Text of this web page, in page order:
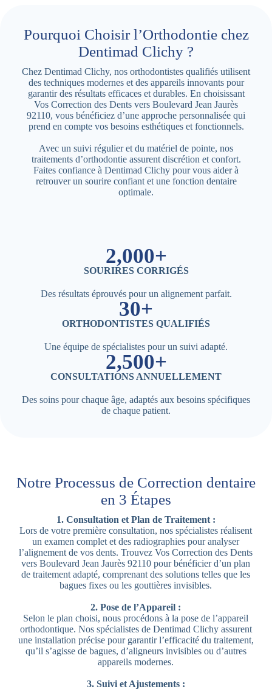
Pourquoi Choisir l’Orthodontie chez
Dentimad Clichy ?
Chez Dentimad Clichy, nos orthodontistes qualifiés utilisent
des techniques modernes et des appareils innovants pour
garantir des résultats efficaces et durables. En choisissant
Vos Correction des Dents vers Boulevard Jean Jaurès
92110, vous bénéficiez d’une approche personnalisée qui
prend en compte vos besoins esthétiques et fonctionnels.
Avec un suivi régulier et du matériel de pointe, nos
traitements d’orthodontie assurent discrétion et confort.
Faites confiance à Dentimad Clichy pour vous aider à
retrouver un sourire confiant et une fonction dentaire
optimale.
2,000+
SOURIRES CORRIGÉS
Des résultats éprouvés pour un alignement parfait.
30+
ORTHODONTISTES QUALIFIÉS
Une équipe de spécialistes pour un suivi adapté.
2,500+
CONSULTATIONS ANNUELLEMENT
Des soins pour chaque âge, adaptés aux besoins spécifiques
de chaque patient.
Notre Processus de Correction dentaire
en 3 Étapes
1. Consultation et Plan de Traitement :
Lors de votre première consultation, nos spécialistes réalisent
un examen complet et des radiographies pour analyser
l’alignement de vos dents. Trouvez Vos Correction des Dents
vers Boulevard Jean Jaurès 92110 pour bénéficier d’un plan
de traitement adapté, comprenant des solutions telles que les
bagues fixes ou les gouttières invisibles.
2. Pose de l’Appareil :
Selon le plan choisi, nous procédons à la pose de l’appareil
orthodontique. Nos spécialistes de Dentimad Clichy assurent
une installation précise pour garantir l’efficacité du traitement,
qu’il s’agisse de bagues, d’aligneurs invisibles ou d’autres
appareils modernes.
3. Suivi et Ajustements :